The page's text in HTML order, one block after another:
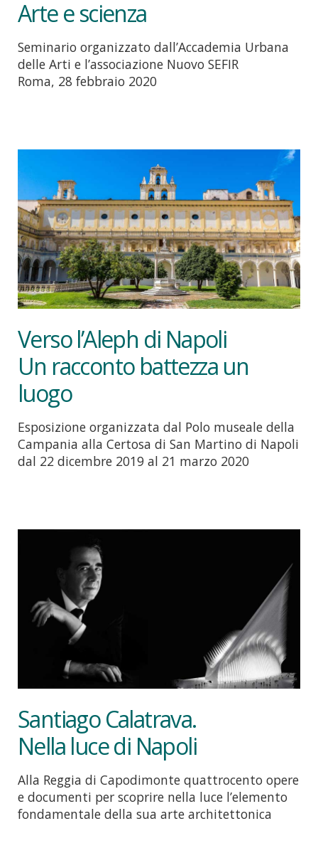
Arte e scienza
Seminario organizzato dall’Accademia Urbana
delle Arti e l’associazione Nuovo SEFIR
Roma, 28 febbraio 2020
Verso l’Aleph di Napoli
Un racconto battezza un
luogo
Esposizione organizzata dal Polo museale della
Campania alla Certosa di San Martino di Napoli
dal 22 dicembre 2019 al 21 marzo 2020
Santiago Calatrava.
Nella luce di Napoli
Alla Reggia di Capodimonte quattrocento opere
e documenti per scoprire nella luce l’elemento
fondamentale della sua arte architettonica